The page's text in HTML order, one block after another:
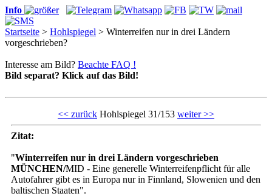
Info
Startseite > Hohlspiegel > Winterreifen nur in drei Ländern
vorgeschrieben?
Interesse am Bild? Beachte FAQ !
Bild separat? Klick auf das Bild!
<< zurück Hohlspiegel 31/153 weiter >>
Zitat:
"Winterreifen nur in drei Ländern vorgeschrieben
MÜNCHEN/MID - Eine generelle Winterreifenpflicht für alle
Autofahrer gibt es in Europa nur in Finnland, Slowenien und den
baltischen Staaten".